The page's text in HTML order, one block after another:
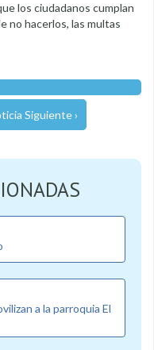
los ciudadanos cumplan
no hacerlos, las multas
Siguiente ›
a la parroquia El